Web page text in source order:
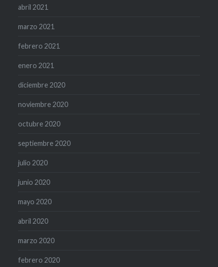
abril 2021
marzo 2021
febrero 2021
enero 2021
diciembre 2020
noviembre 2020
octubre 2020
septiembre 2020
julio 2020
junio 2020
mayo 2020
abril 2020
marzo 2020
febrero 2020